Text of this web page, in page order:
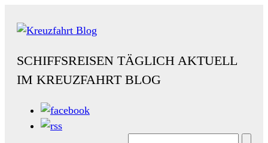
SCHIFFSREISEN TÄGLICH AKTUELL
IM KREUZFAHRT BLOG